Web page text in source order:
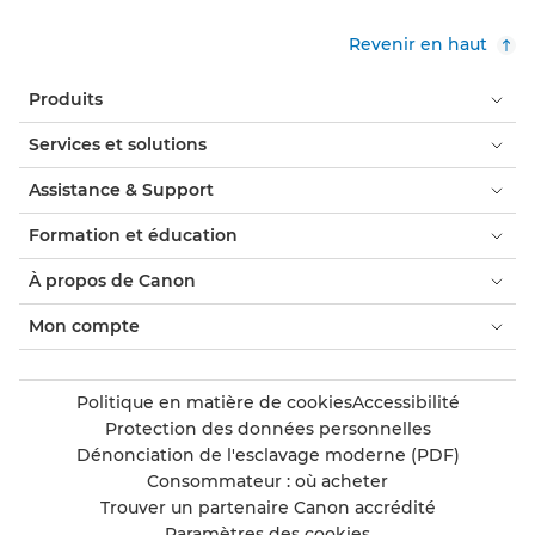
Revenir en haut
Produits
Services et solutions
Assistance & Support
Formation et éducation
À propos de Canon
Mon compte
Politique en matière de cookiesAccessibilité
Protection des données personnelles
Dénonciation de l'esclavage moderne (PDF)
Consommateur : où acheter
Trouver un partenaire Canon accrédité